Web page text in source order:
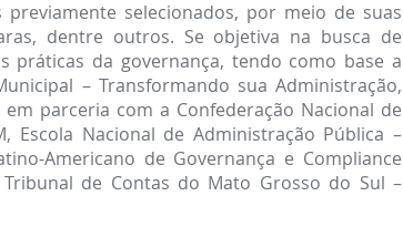
previamente selecionados, por meio de suas
dentre outros. Se objetiva na busca de
práticas da governança, tendo como base a
– Transformando sua Administração,
em parceria com a Confederação Nacional de
Escola Nacional de Administração Pública –
Americano de Governança e Compliance
Tribunal de Contas do Mato Grosso do Sul –